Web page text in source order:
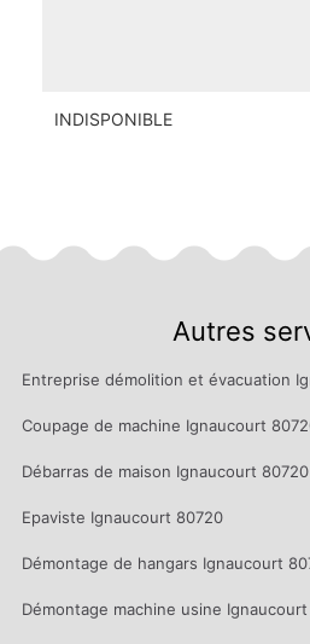
INDISPONIBLE
Autres
Entreprise démolition et évacuation
Coupage de machine Ignaucourt
Débarras de maison Ignaucourt 80720
Epaviste Ignaucourt 80720
Démontage de hangars Ignaucourt
Démontage machine usine